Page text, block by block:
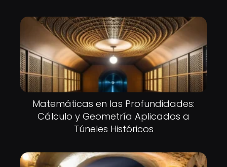
Matemáticas en las Profundidades:
Cálculo y Geometría Aplicados a
Túneles Históricos